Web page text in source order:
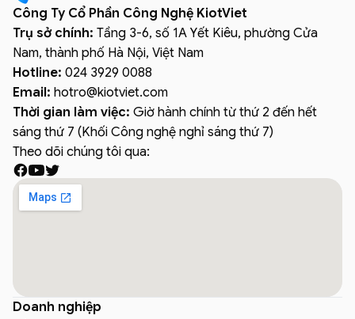
Công Ty Cổ Phần Công Nghệ KiotViet
Trụ sở chính: Tầng 3-6, số 1A Yết Kiêu, phường Cửa
Nam, thành phố Hà Nội, Việt Nam
Hotline: 024 3929 0088
Email: hotro@kiotviet.com
Thời gian làm việc: Giờ hành chính từ thứ 2 đến hết
sáng thứ 7 (Khối Công nghệ nghỉ sáng thứ 7)
Theo dõi chúng tôi qua:
Doanh nghiệp